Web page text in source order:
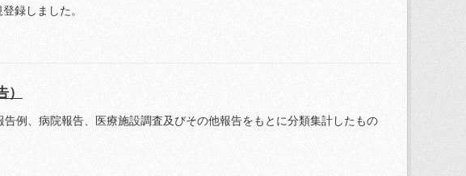
録しました。
例、病院報告、医療施設調査及びその他報告をもとに分類集計したもの